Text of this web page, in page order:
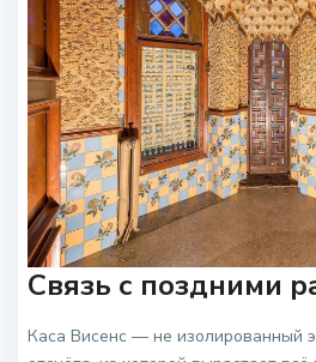
Связь с поздними
Каса Висенс — не изолированный